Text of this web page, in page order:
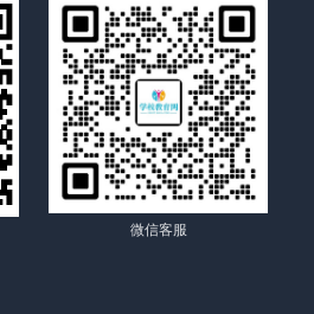
微信客服